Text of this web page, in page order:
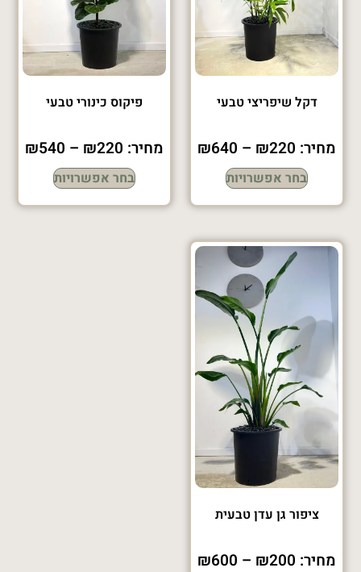
דקל שיפריצי טבעי
מחיר: ₪220
–
₪640
בחר אפשרויות
פיקוס כינורי טבעי
מחיר: ₪220
–
₪540
בחר אפשרויות
ציפור גן עדן טבעית
מחיר: ₪200
–
₪600